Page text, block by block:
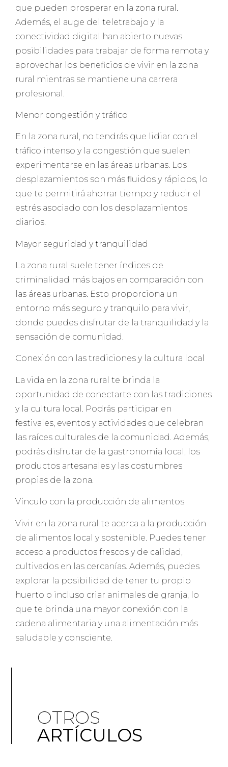
que pueden prosperar en la zona rural.
Además, el auge del teletrabajo y la
conectividad digital han abierto nuevas
posibilidades para trabajar de forma remota y
aprovechar los beneficios de vivir en la zona
rural mientras se mantiene una carrera
profesional.
Menor congestión y tráfico
En la zona rural, no tendrás que lidiar con el
tráfico intenso y la congestión que suelen
experimentarse en las áreas urbanas. Los
desplazamientos son más fluidos y rápidos, lo
que te permitirá ahorrar tiempo y reducir el
estrés asociado con los desplazamientos
diarios.
Mayor seguridad y tranquilidad
La zona rural suele tener índices de
criminalidad más bajos en comparación con
las áreas urbanas. Esto proporciona un
entorno más seguro y tranquilo para vivir,
donde puedes disfrutar de la tranquilidad y la
sensación de comunidad.
Conexión con las tradiciones y la cultura local
La vida en la zona rural te brinda la
oportunidad de conectarte con las tradiciones
y la cultura local. Podrás participar en
festivales, eventos y actividades que celebran
las raíces culturales de la comunidad. Además,
podrás disfrutar de la gastronomía local, los
productos artesanales y las costumbres
propias de la zona.
Vínculo con la producción de alimentos
Vivir en la zona rural te acerca a la producción
de alimentos local y sostenible. Puedes tener
acceso a productos frescos y de calidad,
cultivados en las cercanías. Además, puedes
explorar la posibilidad de tener tu propio
huerto o incluso criar animales de granja, lo
que te brinda una mayor conexión con la
cadena alimentaria y una alimentación más
saludable y consciente.
OTROS
ARTÍCULOS